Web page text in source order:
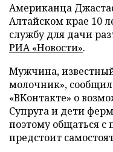
Американца
Алтайском крае 10
службу для дачи
РИА «Новости».
Мужчина,
молочник»,
«ВКонтакте» о
Супруга и дети
поэтому общаться
предстоит